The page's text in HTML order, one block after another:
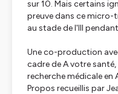
sur 10. Mais certains
preuve dans ce micro-
au stade de l'Ill
Une co-production
cadre de A votre
recherche médicale en
Propos recueillis par